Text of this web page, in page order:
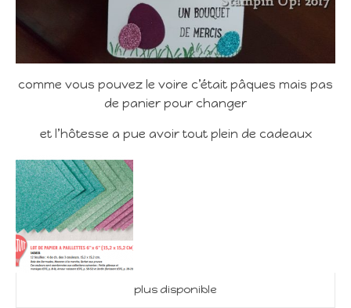
comme vous pouvez le voire c’était pâques mais pas
de panier pour changer
et l’hôtesse a pue avoir tout plein de cadeaux
plus disponible